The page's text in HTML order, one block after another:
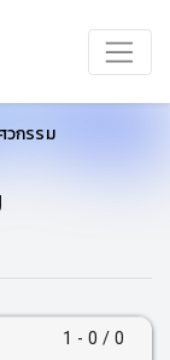
วกรรม
1 - 0 / 0